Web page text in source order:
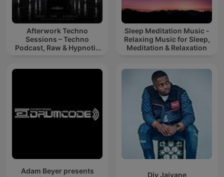
Afterwork Techno
Sessions – Techno
Podcast, Raw & Hypnotic
Sleep Meditation Music -
Relaxing Music for Sleep,
Meditation & Relaxation
Adam Beyer presents
Djy Jaivane